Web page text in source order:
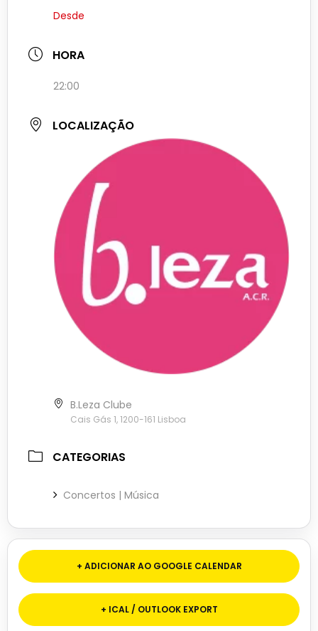
Desde
HORA
22:00
LOCALIZAÇÃO
B.Leza Clube
Cais Gás 1, 1200-161 Lisboa
CATEGORIAS
Concertos | Música
+ ADICIONAR AO GOOGLE CALENDAR
+ ICAL / OUTLOOK EXPORT